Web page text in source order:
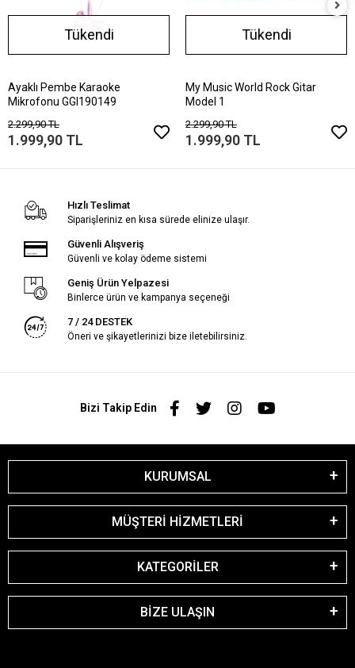
Tükendi
Ayaklı Pembe Karaoke
Mikrofonu GGI190149
2.299,90 TL
1.999,90 TL
Tükendi
My Music World Rock Gitar
Model 1
2.299,90 TL
1.999,90 TL
Hızlı Teslimat
Siparişleriniz en kısa sürede elinize ulaşır.
Güvenli Alışveriş
Güvenli ve kolay ödeme sistemi
Geniş Ürün Yelpazesi
Binlerce ürün ve kampanya seçeneği
7 / 24 DESTEK
Öneri ve şikayetlerinizi bize iletebilirsiniz.
Bizi Takip Edin
KURUMSAL
MÜŞTERİ HİZMETLERİ
KATEGORİLER
BİZE ULAŞIN